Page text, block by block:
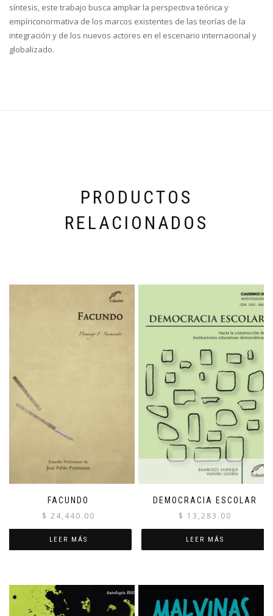
síntesis, este trabajo busca ampliar la perspectiva teórica y
empíriconormativa de los marcos existentes de las teorías de la
integración y de los nuevos actores en el escenario internacional y
globalizado.
PRODUCTOS
RELACIONADOS
FACUNDO
$ 24,440.00
LEER MÁS
DEMOCRACIA ESCOLAR
$ 13,283.00
LEER MÁS